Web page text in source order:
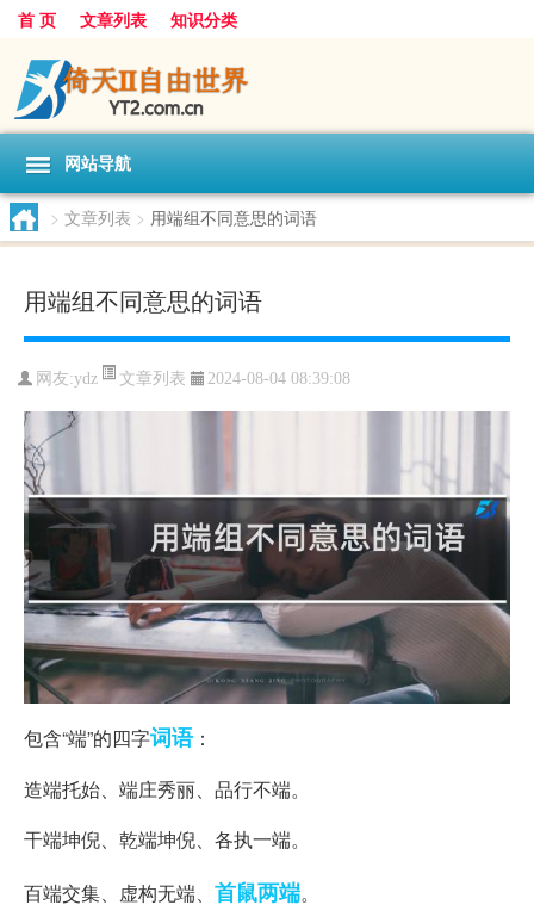
首 页 文章列表 知识分类
网站导航
> 文章列表 > 用端组不同意思的词语
用端组不同意思的词语
网友:ydz 文章列表 2024-08-04 08:39:08
包含“端”的四字词语：
造端托始、端庄秀丽、品行不端。
干端坤倪、乾端坤倪、各执一端。
百端交集、虚构无端、 首鼠两端。